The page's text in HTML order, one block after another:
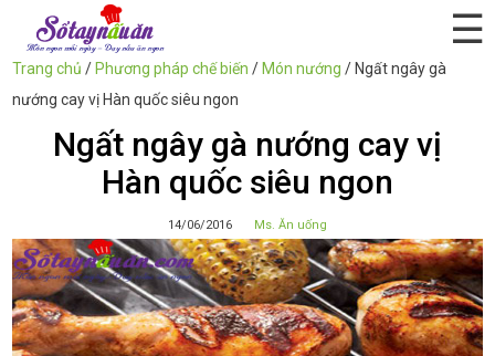
☰
Trang chủ / Phương pháp chế biến / Món nướng / Ngất ngây gà
nướng cay vị Hàn quốc siêu ngon
Ngất ngây gà nướng cay vị
Hàn quốc siêu ngon
14/06/2016 Ms. Ăn uống